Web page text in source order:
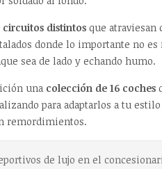
distintos que atraviesan
donde lo importante no
sea de lado y echando humo.
una colección de 16 coches
para adaptarlos a tu
remordimientos.
de lujo en el